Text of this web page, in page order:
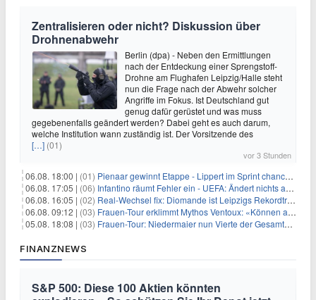
Zentralisieren oder nicht? Diskussion über
Drohnenabwehr
Berlin (dpa) - Neben den Ermittlungen
nach der Entdeckung einer Sprengstoff-
Drohne am Flughafen Leipzig/Halle steht
nun die Frage nach der Abwehr solcher
Angriffe im Fokus. Ist Deutschland gut
genug dafür gerüstet und was muss
gegebenenfalls geändert werden? Dabei geht es auch darum,
welche Institution wann zuständig ist. Der Vorsitzende des
[…] (01)
vor 3 Stunden
06.08. 18:00 | (01) Pienaar gewinnt Etappe - Lippert im Sprint chancenlos
06.08. 17:05 | (06) Infantino räumt Fehler ein - UEFA: Ändert nichts an Boykott
06.08. 16:05 | (02) Real-Wechsel fix: Diomande ist Leipzigs Rekordtransfer
06.08. 09:12 | (03) Frauen-Tour erklimmt Mythos Ventoux: «Können alles schaffen»
05.08. 18:08 | (03) Frauen-Tour: Niedermaier nun Vierte der Gesamtwertung
FINANZNEWS
S&P 500: Diese 100 Aktien könnten